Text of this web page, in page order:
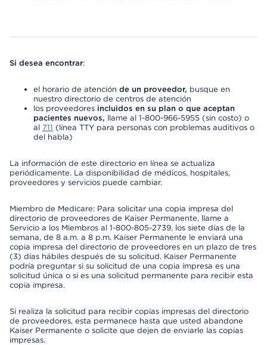
Si desea encontrar:
el horario de atención de un proveedor, busque en
nuestro directorio de centros de atención
los proveedores incluidos en su plan o que aceptan
pacientes nuevos, llame al 1-800-966-5955 (sin costo) o
al 711 (línea TTY para personas con problemas auditivos o
del habla)
La información de este directorio en línea se actualiza
periódicamente. La disponibilidad de médicos, hospitales,
proveedores y servicios puede cambiar.
Miembro de Medicare: Para solicitar una copia impresa del
directorio de proveedores de Kaiser Permanente, llame a
Servicio a los Miembros al 1-800-805-2739, los siete días de la
semana, de 8 a.m. a 8 p.m. Kaiser Permanente le enviará una
copia impresa del directorio de proveedores en un plazo de tres
(3) días hábiles después de su solicitud. Kaiser Permanente
podría preguntar si su solicitud de una copia impresa es una
solicitud única o si es una solicitud permanente para recibir esta
copia impresa.
Si realiza la solicitud para recibir copias impresas del directorio
de proveedores, esta permanece hasta que usted abandone
Kaiser Permanente o solicite que dejen de enviarle las copias
impresas.